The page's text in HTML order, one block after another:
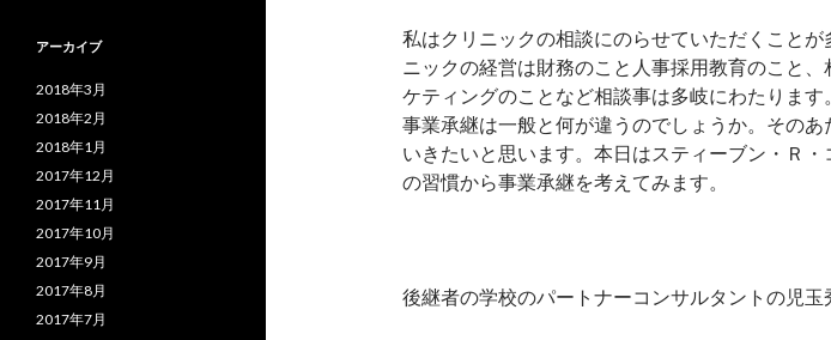
私はクリニックの相談にのらせていただくことが
ニックの経営は財務のこと人事採用教育のこと、
ケティングのことなど相談事は多岐にわたります
事業承継は一般と何が違うのでしょうか。そのあ
いきたいと思います。本日はスティーブン・Ｒ・
の習慣から事業承継を考えてみます。
後継者の学校のパートナーコンサルタントの児玉
アーカイブ
2018年3月
2018年2月
2018年1月
2017年12月
2017年11月
2017年10月
2017年9月
2017年8月
2017年7月